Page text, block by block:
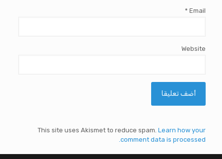
Email
*
Website
This site uses Akismet to reduce spam. Learn how your
comment data is processed.